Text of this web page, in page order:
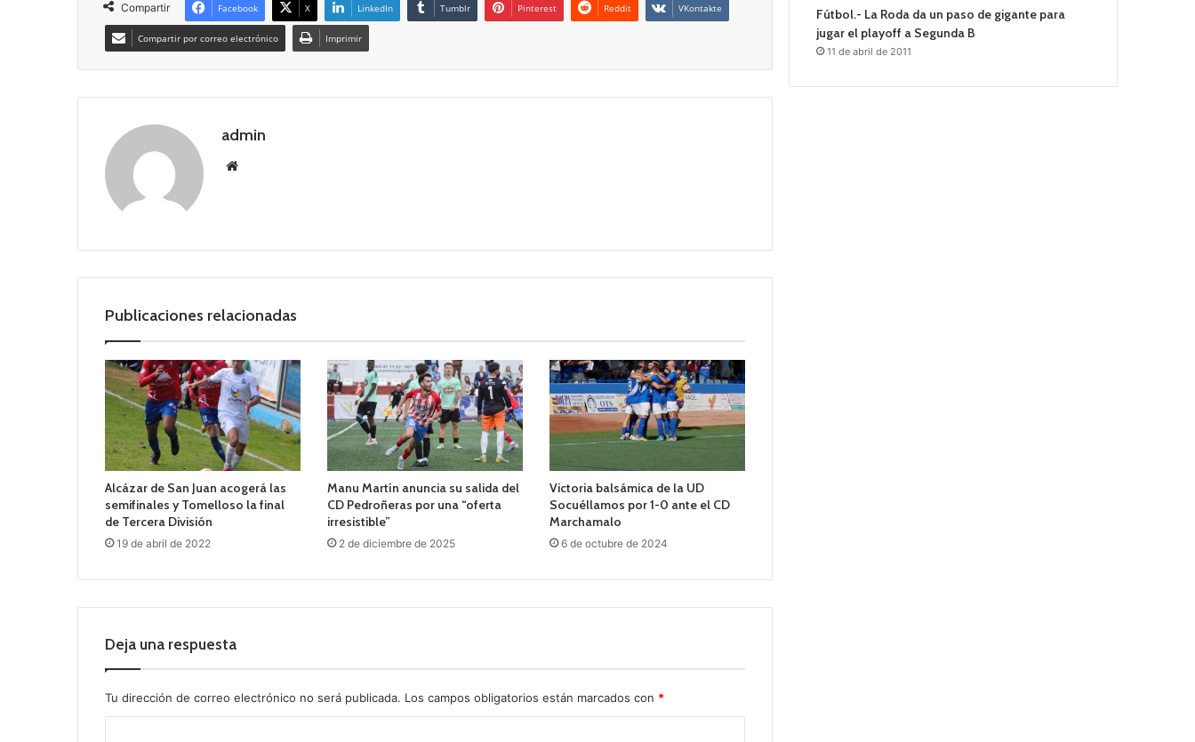
Compartir Facebook X LinkedIn Tumblr Pinterest Reddit VKontakte
Compartir por correo electrónico Imprimir
admin
Publicaciones relacionadas
Alcázar de San Juan acogerá las
semifinales y Tomelloso la final
de Tercera División
19 de abril de 2022
Manu Martín anuncia su salida del
CD Pedroñeras por una “oferta
irresistible”
2 de diciembre de 2025
Victoria balsámica de la UD
Socuéllamos por 1-0 ante el CD
Marchamalo
6 de octubre de 2024
Deja una respuesta
Tu dirección de correo electrónico no será publicada. Los campos obligatorios están marcados con *
Fútbol.- La Roda da un paso de gigante para
jugar el playoff a Segunda B
11 de abril de 2011